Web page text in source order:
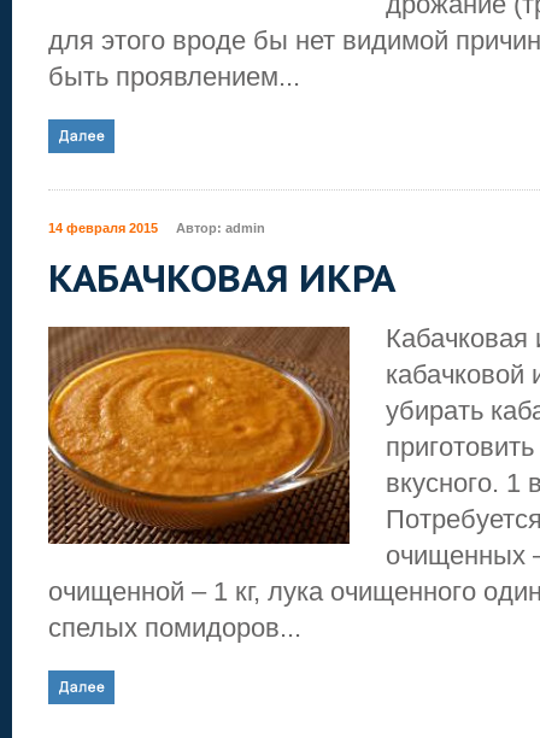
для этого вроде бы нет видимой
быть проявлением...
14 февраля 2015 Автор: admin
КАБАЧКОВАЯ ИКРА
Кабачковая
убирать
вкусного. 1
очищенных
очищенной – 1 кг, лука очищенного
спелых помидоров...